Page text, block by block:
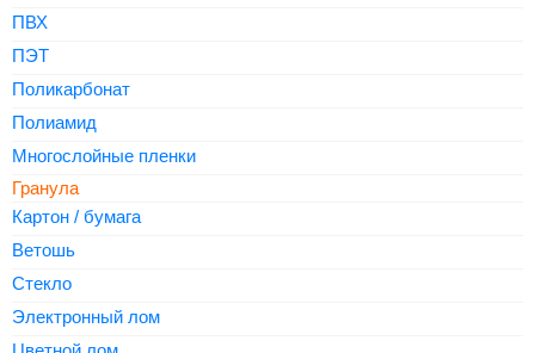
ПВХ
ПЭТ
Поликарбонат
Полиамид
Многослойные пленки
Гранула
Картон / бумага
Ветошь
Стекло
Электронный лом